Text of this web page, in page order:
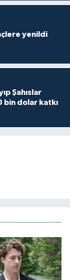
yenildi
Şahıslar
bin dolar katkı